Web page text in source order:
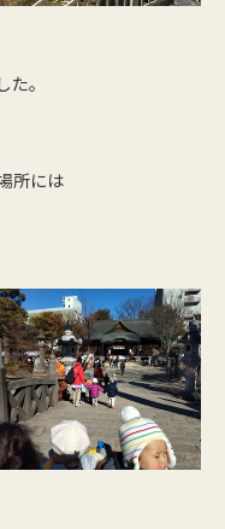
。
所には